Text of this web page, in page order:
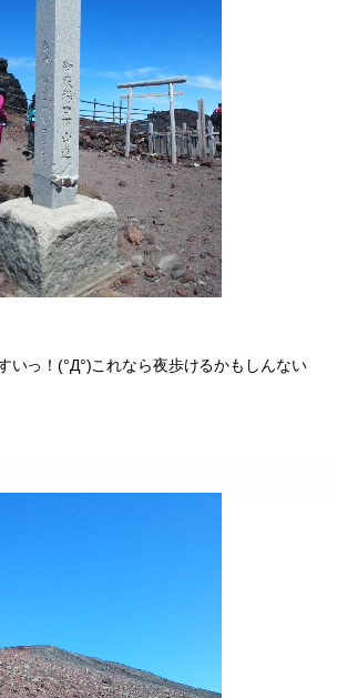
いっ！(°Д°)これなら夜歩けるかもしんない